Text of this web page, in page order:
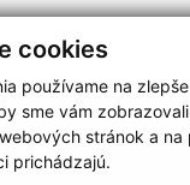
cookies
používame na
sme vám
stránok a
prichádzajú.